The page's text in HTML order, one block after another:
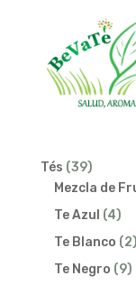
Tés 3939
Mezcla de
Te Azul 44
Te Blanco 22
Te Negro 99